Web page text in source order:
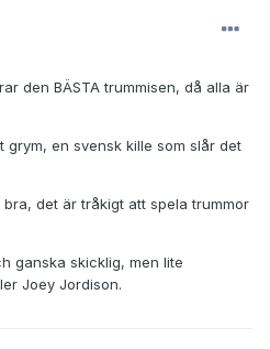
den BÄSTA trummisen, då alla är
en svensk kille som slår det
det är tråkigt att spela trummor
ganska skicklig, men lite
Joey Jordison.